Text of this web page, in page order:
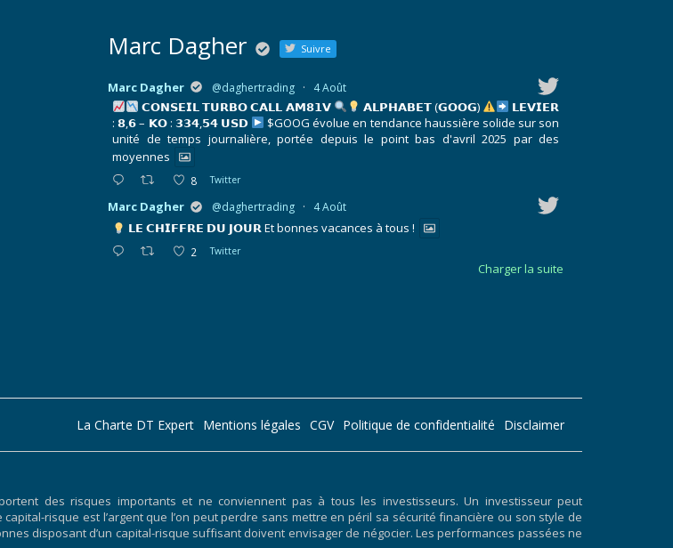
Marc Dagher Suivre
Marc Dagher @daghertrading · 4 Août
𝗖𝗢𝗡𝗦𝗘𝗜𝗟 𝗧𝗨𝗥𝗕𝗢 𝗖𝗔𝗟𝗟 𝗔𝗠𝟴𝟭𝗩 𝗔𝗟𝗣𝗛𝗔𝗕𝗘𝗧 (𝗚𝗢𝗢𝗚)
𝗟𝗘𝗩𝗜𝗘𝗥
: 𝟴,𝟲 – 𝗞𝗢 : 𝟯𝟯𝟰,𝟱𝟰 𝗨𝗦𝗗
$GOOG évolue en tendance haussière solide sur son
unité de temps journalière, portée depuis le point bas d'avril 2025 par des
moyennes
8 Twitter
Marc Dagher @daghertrading · 4 Août
𝗟𝗘 𝗖𝗛𝗜𝗙𝗙𝗥𝗘 𝗗𝗨 𝗝𝗢𝗨𝗥Et bonnes vacances à tous !
2 Twitter
Charger la suite
La Charte DT Expert Mentions légales CGV Politique de confidentialité Disclaimer
des risques importants et ne conviennent pas à tous les investisseurs. Un investisseur peut
risque est l’argent que l’on peut perdre sans mettre en péril sa sécurité financière ou son style de
disposant d’un capital-risque suffisant doivent envisager de négocier. Les performances passées ne